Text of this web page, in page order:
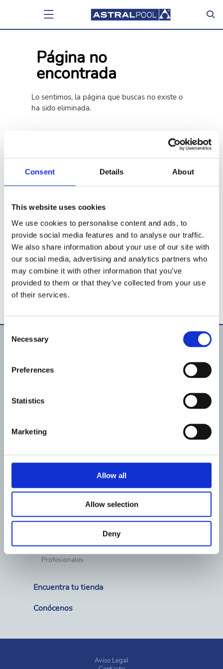
Consent Details About
This website uses cookies
We use cookies to personalise content and ads, to
provide social media features and to analyse our traffic.
We also share information about your use of our site with
our social media, advertising and analytics partners who
may combine it with other information that you’ve
provided to them or that they’ve collected from your use
of their services.
Selection
Necessary
Preferences
Statistics
Marketing
Allow all
Allow selection
Deny
Página no
encontrada
Lo sentimos, la página que buscas no existe o
ha sido eliminada.
Material de iluminación
Conducción de Fluidos
Material vaso piscina
Material para el tratamiento del agua
Productos químicos
Wellness, spas y saunas
Piscinas prefabricadas
Material de competición
Soluciones
Particulares
Profesionales
Encuentra tu tienda
Conócenos
Aviso Legal